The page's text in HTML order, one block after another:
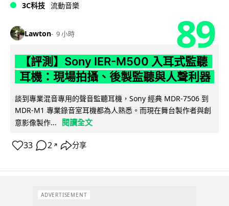
3C科技 流動音樂
Lawton 9 小時 89
【評測】Sony IER-M500 入耳式監聽
耳機：現場拍攝、後製監聽與人聲利器
談到專業混音專用的聲音監聽耳機，Sony 經典 MDR-7506 到
MDR-M1 專業錄音室耳機都為人熟悉。而現在舞台製作者與創
意影像製作...
閱讀全文
33 2 ↗ 分享
ADVERTISEMENT